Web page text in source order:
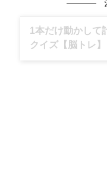
グルメ、ギャグ
めます。